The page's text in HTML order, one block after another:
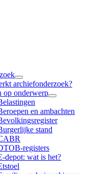
archiefonderzoek?
op onderwerp
en ambachten
stand
registers
depot: wat is het?